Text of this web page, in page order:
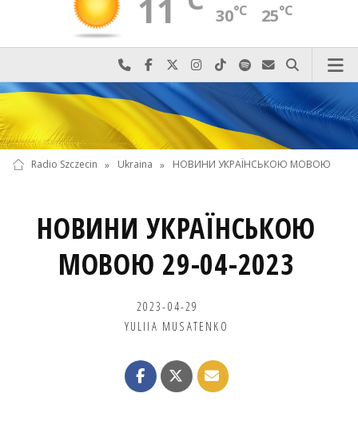
11 30°C 25°C
Najlepiej po prostu do nas zadzwoń
Odwiedź nas na Facebook-u
Odwiedź nas na X
Odwiedź nas na Instagram-ie
Odwiedź nas na TikTok-u
Szukaj nas na Spotify
Wyślij do nas
Szukaj
Radio Szczecin » Ukraina » НОВИНИ УКРАЇНСЬКОЮ МОВОЮ
НОВИНИ УКРАЇНСЬКОЮ
МОВОЮ 29-04-2023
2023-04-29
YULIIA MUSATENKO